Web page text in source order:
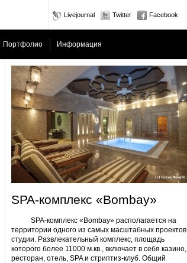
Livejournal Twitter Facebook
Портфолио Информация
SPA-комплекс «Bombay»
SPA-комплекс «Bombay» располагается на
территории одного из самых масштабных проектов
студии. Развлекательный комплекс, площадь
которого более 11000 м.кв., включает в себя казино,
ресторан, отель, SPA и стриптиз-клуб. Общий